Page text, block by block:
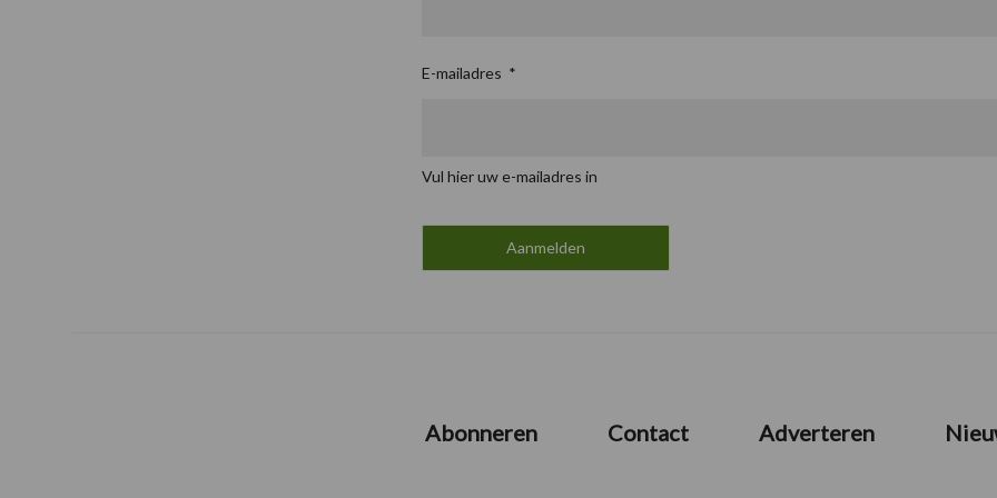
E-mailadres *
Vul hier uw e-mailadres in
Abonneren Contact Adverteren